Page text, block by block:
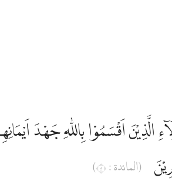
الَّذِيْنَ اَقْسَمُوْا بِاللّٰهِ جَهْدَ
(المائدة : ٥)